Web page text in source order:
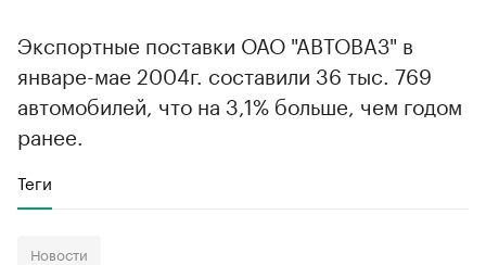
Экспортные поставки ОАО "АВТОВАЗ" в
январе-мае 2004г. составили 36 тыс. 769
автомобилей, что на 3,1% больше, чем годом
ранее.
Теги
Новости